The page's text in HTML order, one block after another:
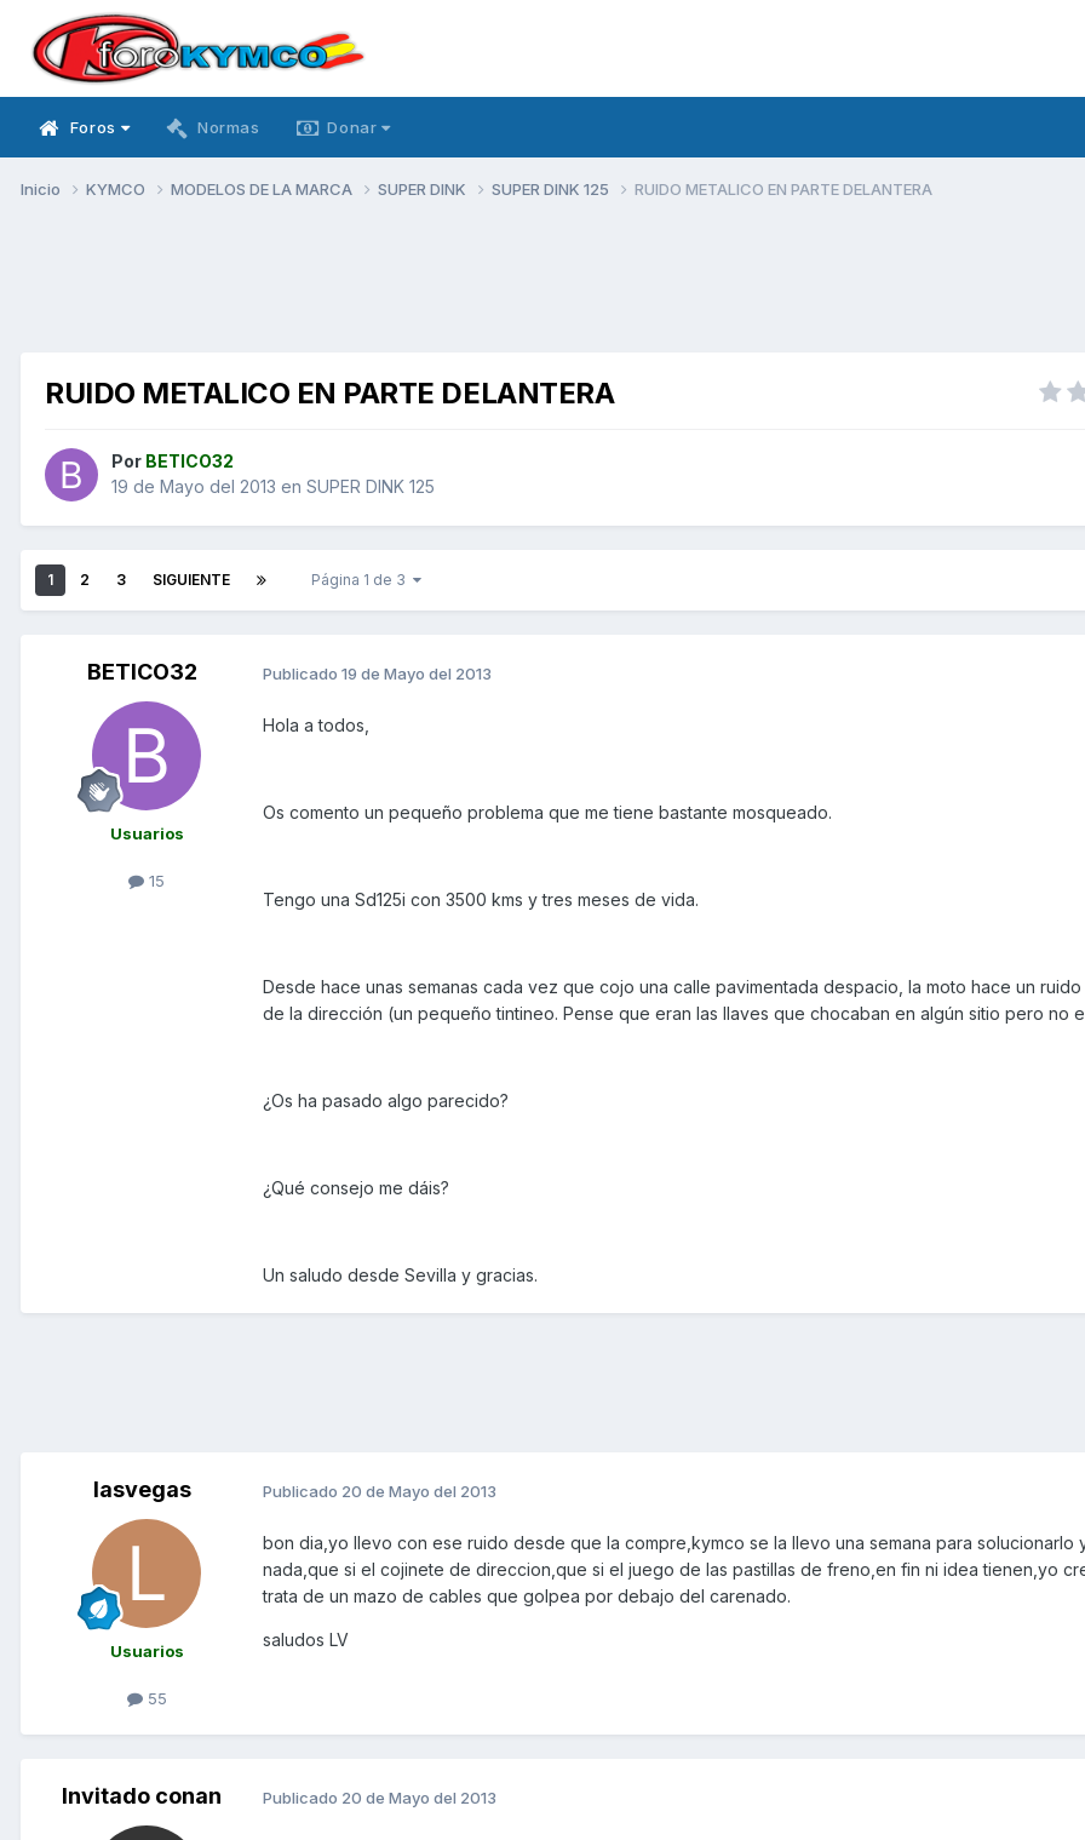
Foros Normas Donar
Inicio KYMCO MODELOS DE LA MARCA SUPER DINK SUPER DINK 125 RUIDO METALICO EN PARTE DELANTERA
RUIDO METALICO EN PARTE DELANTERA
Por BETICO32
19 de Mayo del 2013 en SUPER DINK 125
1 2 3 SIGUIENTE Página 1 de 3
BETICO32
Usuarios
15
Publicado 19 de Mayo del 2013
Hola a todos,
Os comento un pequeño problema que me tiene bastante mosqueado.
Tengo una Sd125i con 3500 kms y tres meses de vida.
Desde hace unas semanas cada vez que cojo una calle pavimentada despacio, la moto hace un
de la dirección (un pequeño tintineo. Pense que eran las llaves que chocaban en algún sitio pero no
¿Os ha pasado algo parecido?
¿Qué consejo me dáis?
Un saludo desde Sevilla y gracias.
lasvegas
Usuarios
55
Publicado 20 de Mayo del 2013
bon dia,yo llevo con ese ruido desde que la compre,kymco se la llevo una semana para solucionarlo
nada,que si el cojinete de direccion,que si el juego de las pastillas de freno,en fin ni idea tienen,yo
trata de un mazo de cables que golpea por debajo del carenado.
saludos LV
Invitado conan Publicado 20 de Mayo del 2013